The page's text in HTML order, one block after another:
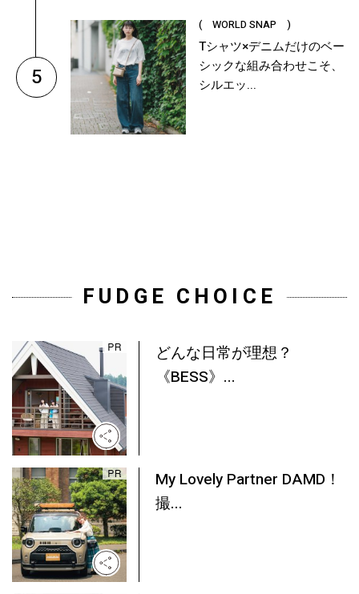
5
( WORLD SNAP )
Tシャツ×デニムだけのベー
シックな組み合わせこそ、
シルエッ...
FUDGE CHOICE
どんな日常が理想？
《BESS》...
My Lovely Partner DAMD！
撮...